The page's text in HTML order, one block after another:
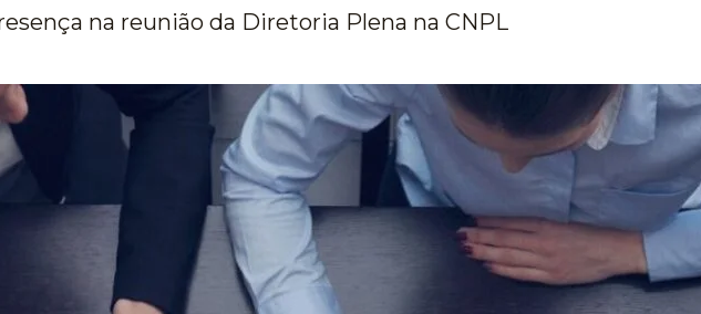
na reunião da Diretoria Plena na CNPL